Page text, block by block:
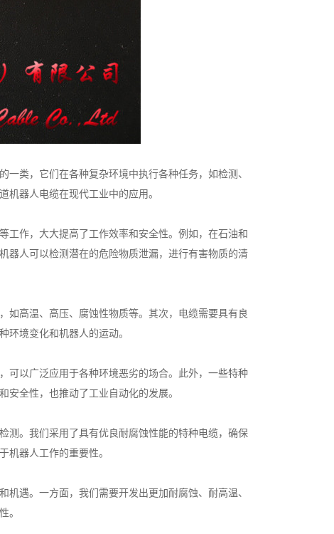
类，它们在各种复杂环境中执行各种任务，如检测、
器人电缆在现代工业中的应用。
工作，大大提高了工作效率和安全性。例如，在石油和
器人可以检测潜在的危险物质泄漏，进行有害物质的清
如高温、高压、腐蚀性物质等。其次，电缆需要具有良
境变化和机器人的运动。
可以广泛应用于各种环境恶劣的场合。此外，一些特种
全性，也推动了工业自动化的发展。
测。我们采用了具有优良耐腐蚀性能的特种电缆，确保
机器人工作的重要性。
遇。一方面，我们需要开发出更加耐腐蚀、耐高温、
。